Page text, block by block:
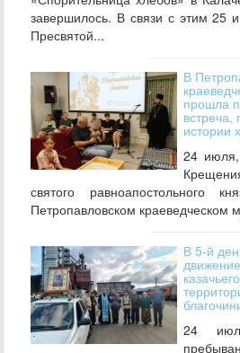
завершилось. В связи с этим 25
Пресвятой...
В
прошла
истории
24
святого равноапостольного
Петропавловском краеведческом
В 5-й
24